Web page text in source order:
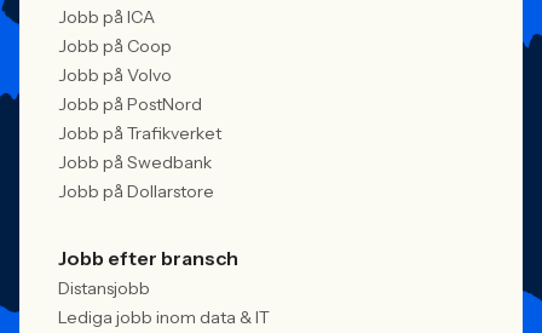
Jobb på ICA
Jobb på Coop
Jobb på Volvo
Jobb på PostNord
Jobb på Trafikverket
Jobb på Swedbank
Jobb på Dollarstore
Jobb efter bransch
Distansjobb
Lediga jobb inom data & IT